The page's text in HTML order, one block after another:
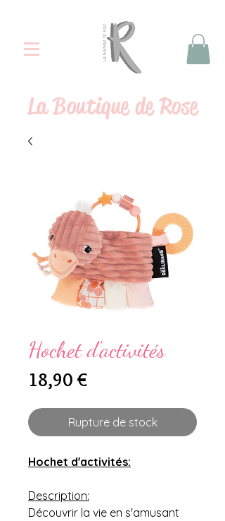
LaBoutique de Rose
Hochet d'activités
18,90 €Prix
Rupture de stock
Hochet d'activités:
Description:
Découvrir la vie en s'amusant